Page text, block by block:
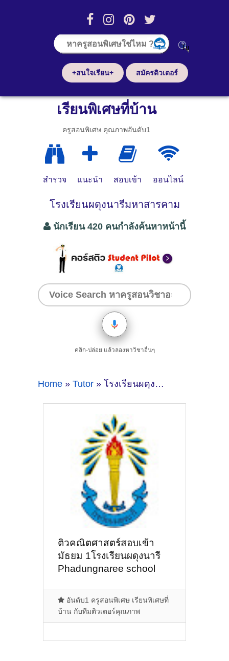
+สนใจเรียน+ สมัครติวเตอร์
เรียนพิเศษที่บ้าน
ครูสอนพิเศษ คุณภาพอันดับ1
สำรวจ แนะนำ สอบเข้า ออนไลน์
โรงเรียนผดุงนารีมหาสารคาม
นักเรียน 420 คนกำลังค้นหาหน้านี้
คลิก-ปล่อย แล้วลองหาวิชาอื่นๆ
Home » Tutor » โรงเรียนผดุงนารีมหาสารคาม
ติวคณิตศาสตร์สอบเข้า
มัธยม 1โรงเรียนผดุงนารี
Phadungnaree school
อันดับ1 ครูสอนพิเศษ เรียนพิเศษที่
บ้าน กับทีมติวเตอร์คุณภาพ